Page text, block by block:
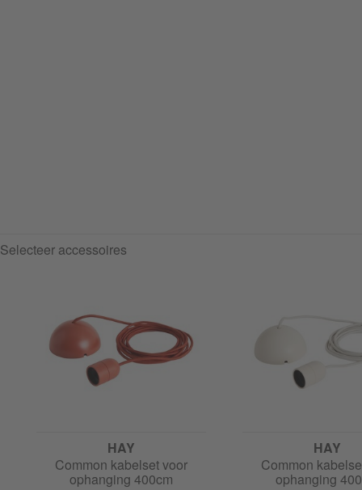
Selecteer accessoires
HAY
Common kabelset voor
ophanging 400cm
HAY
Common
ophanging